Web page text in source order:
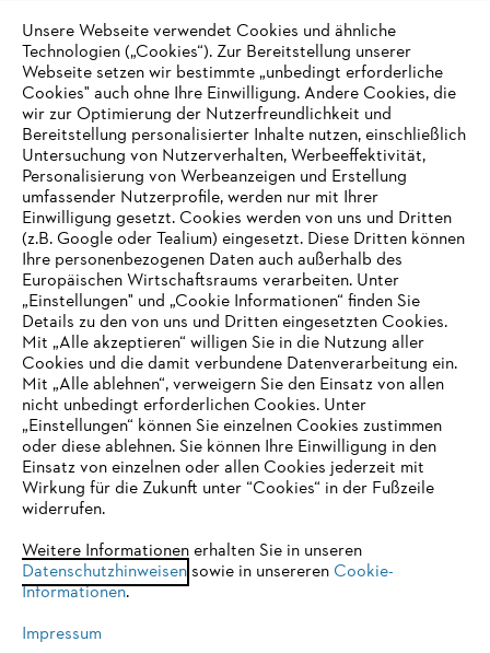
Zahlungsmöglichkeiten
Unternehmen
Online Shop
Service
Allgemeine Geschäftsbedingungen
IHR BROWSER WIRD NICHT
UNTERSTÜTZT
eine optimale Nutzung unserer Seite empfehlen wir Ihnen, zu
einem der folgenden Browser zu wechseln:
Unsere Webseite verwendet Cookies und ähnliche
Technologien („Cookies“). Zur Bereitstellung unserer
Webseite setzen wir bestimmte „unbedingt erforderliche
Cookies" auch ohne Ihre Einwilligung. Andere Cookies, die
wir zur Optimierung der Nutzerfreundlichkeit und
Bereitstellung personalisierter Inhalte nutzen, einschließlich
Untersuchung von Nutzerverhalten, Werbeeffektivität,
Personalisierung von Werbeanzeigen und Erstellung
umfassender Nutzerprofile, werden nur mit Ihrer
Einwilligung gesetzt. Cookies werden von uns und Dritten
(z.B. Google oder Tealium) eingesetzt. Diese Dritten können
Ihre personenbezogenen Daten auch außerhalb des
Europäischen Wirtschaftsraums verarbeiten. Unter
„Einstellungen" und „Cookie Informationen“ finden Sie
Details zu den von uns und Dritten eingesetzten Cookies.
Mit „Alle akzeptieren“ willigen Sie in die Nutzung aller
Cookies und die damit verbundene Datenverarbeitung ein.
Mit „Alle ablehnen“, verweigern Sie den Einsatz von allen
nicht unbedingt erforderlichen Cookies. Unter
„Einstellungen“ können Sie einzelnen Cookies zustimmen
oder diese ablehnen. Sie können Ihre Einwilligung in den
Einsatz von einzelnen oder allen Cookies jederzeit mit
Wirkung für die Zukunft unter “Cookies“ in der Fußzeile
widerrufen.
Weitere Informationen erhalten Sie in unseren
Datenschutzhinweisensowie in unsereren Cookie-
Informationen.
Impressum